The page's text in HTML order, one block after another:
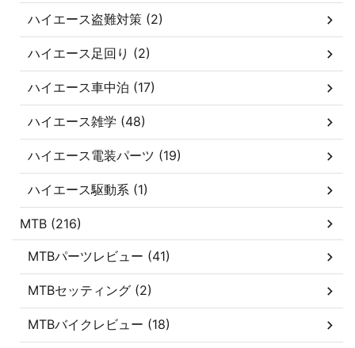
ハイエース盗難対策 (2)
ハイエース足回り (2)
ハイエース車中泊 (17)
ハイエース雑学 (48)
ハイエース電装パーツ (19)
ハイエース駆動系 (1)
MTB (216)
MTBパーツレビュー (41)
MTBセッティング (2)
MTBバイクレビュー (18)